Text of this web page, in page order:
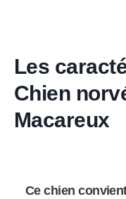
Les
Chien
Macareux
Ce chien